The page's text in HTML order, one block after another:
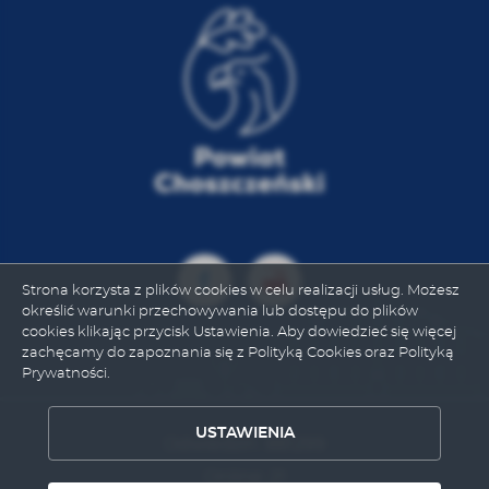
Strona korzysta z plików cookies w celu realizacji usług. Możesz
określić warunki przechowywania lub dostępu do plików
cookies klikając przycisk Ustawienia. Aby dowiedzieć się więcej
zachęcamy do zapoznania się z Polityką Cookies oraz Polityką
Prywatności.
USTAWIENIA
mogą pojawić się na stronach podmiotów trzecich lub
firm będących naszymi partnerami oraz innych
dostawców usług. Firmy te działają w charakterze
pośredników prezentujących nasze treści w postaci
wiadomości, ofert, komunikatów mediów
społecznościowych i promowania naszych produktów.
ZAPISZ WYBRANE